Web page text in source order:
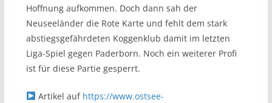
Hoffnung aufkommen. Doch dann sah der
Neuseeländer die Rote Karte und fehlt dem stark
abstiegsgefährdeten Koggenklub damit im letzten
Liga-Spiel gegen Paderborn. Noch ein weiterer Profi
ist für diese Partie gesperrt.
Artikel auf https://www.ostsee-